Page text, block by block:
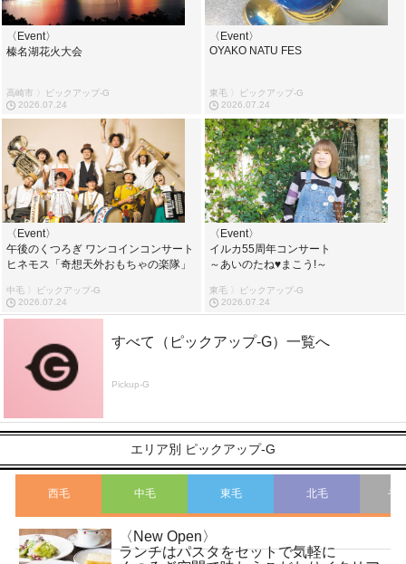
〈Event〉
榛名湖花火大会
高崎市 〉ピックアップ-G
2026.07.24
〈Event〉
OYAKO NATU FES
東毛 〉ピックアップ-G
2026.07.24
〈Event〉
午後のくつろぎ ワンコインコンサート
ヒネモス「奇想天外おもちゃの楽隊」
中毛 〉ピックアップ-G
2026.07.24
〈Event〉
イルカ55周年コンサート
～あいのたね♥まこう!～
東毛 〉ピックアップ-G
2026.07.24
すべて（ピックアップ-G）一覧へ
Pickup-G
エリア別 ピックアップ-G
西毛 中毛 東毛 北毛 そ
〈New Open〉
ランチはパスタをセットで気軽に